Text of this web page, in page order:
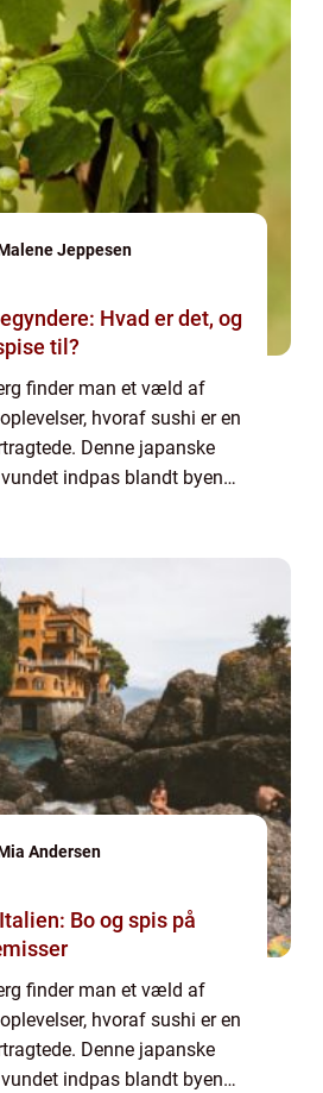
Jeppesen
Hvad er det, og
til?
finder man et væld af
hvoraf sushi er en
Denne japanske
indpas blandt byens
Andersen
Bo og spis på
finder man et væld af
hvoraf sushi er en
Denne japanske
indpas blandt byens